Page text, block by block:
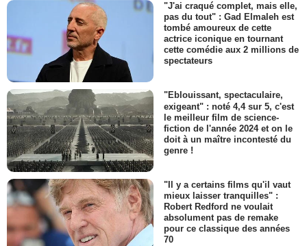
"J'ai craqué complet, mais elle,
pas du tout" : Gad Elmaleh est
tombé amoureux de cette
actrice iconique en tournant
cette comédie aux 2 millions de
spectateurs
"Eblouissant, spectaculaire,
exigeant" : noté 4,4 sur 5, c'est
le meilleur film de science-
fiction de l'année 2024 et on le
doit à un maître incontesté du
genre !
"Il y a certains films qu'il vaut
mieux laisser tranquilles" :
Robert Redford ne voulait
absolument pas de remake
pour ce classique des années
70